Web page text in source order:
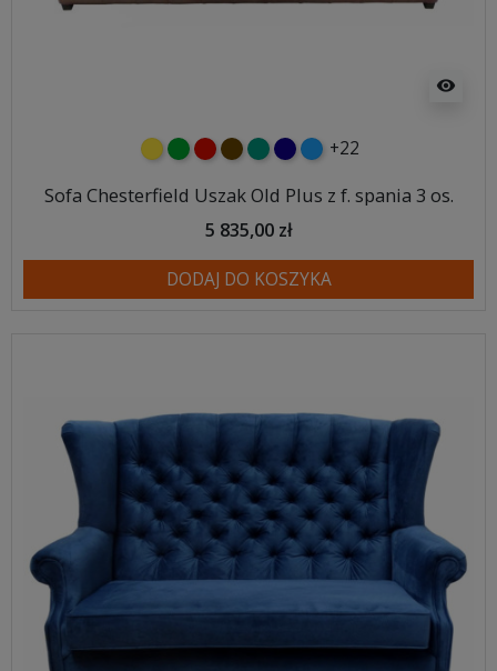
visibility
żółtyzielonyczerwony
czekoladowy
turkusowy
granatowy
niebieski
+22
Sofa Chesterfield Uszak Old Plus z f. spania 3 os.
5 835,00 zł
DODAJ DO KOSZYKA